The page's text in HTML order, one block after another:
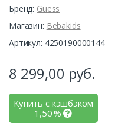
Бренд: Guess
Магазин: Bebakids
Артикул: 4250190000144
8 299,00 руб.
Купить с кэшбэком
1,50%